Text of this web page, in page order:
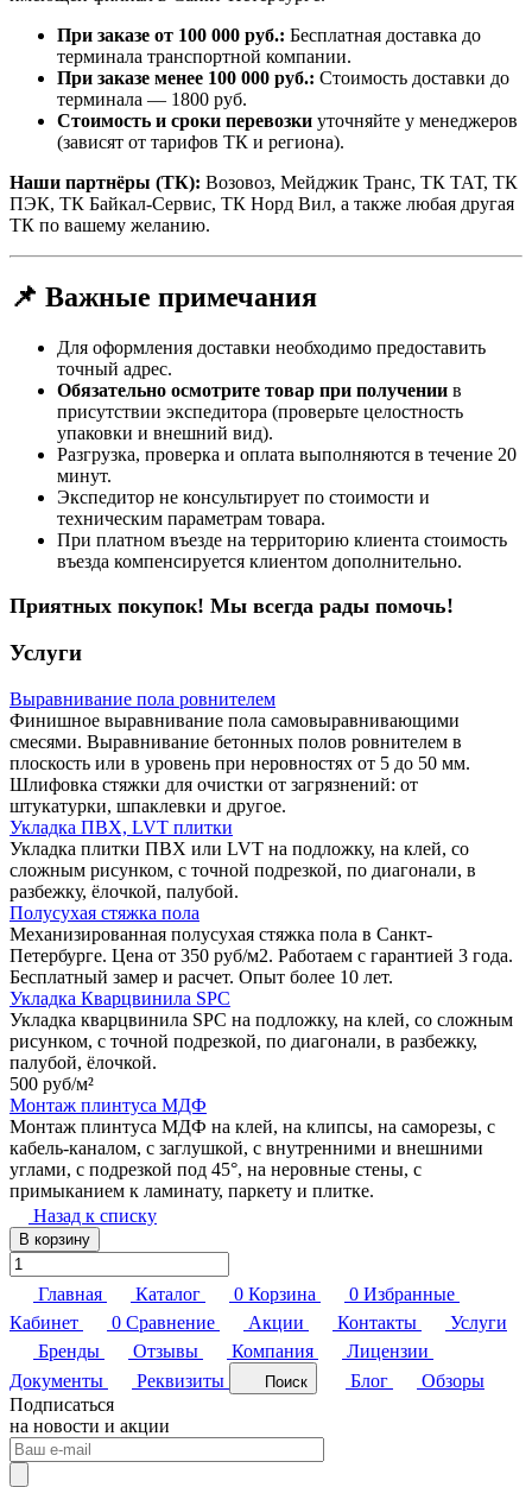
При заказе от 100 000 руб.: Бесплатная доставка до
терминала транспортной компании.
При заказе менее 100 000 руб.: Стоимость доставки до
терминала — 1800 руб.
Стоимость и сроки перевозки уточняйте у менеджеров
(зависят от тарифов ТК и региона).
Наши партнёры (ТК): Возовоз, Мейджик Транс, ТК ТАТ, ТК
ПЭК, ТК Байкал-Сервис, ТК Норд Вил, а также любая другая
ТК по вашему желанию.
📌 Важные примечания
Для оформления доставки необходимо предоставить
точный адрес.
Обязательно осмотрите товар при получении в
присутствии экспедитора (проверьте целостность
упаковки и внешний вид).
Разгрузка, проверка и оплата выполняются в течение 20
минут.
Экспедитор не консультирует по стоимости и
техническим параметрам товара.
При платном въезде на территорию клиента стоимость
въезда компенсируется клиентом дополнительно.
Приятных покупок! Мы всегда рады помочь!
Услуги
Выравнивание пола ровнителем
Финишное выравнивание пола самовыравнивающими
смесями. Выравнивание бетонных полов ровнителем в
плоскость или в уровень при неровностях от 5 до 50 мм.
Шлифовка стяжки для очистки от загрязнений: от
штукатурки, шпаклевки и другое.
Укладка ПВХ, LVT плитки
Укладка плитки ПВХ или LVT на подложку, на клей, со
сложным рисунком, с точной подрезкой, по диагонали, в
разбежку, ёлочкой, палубой.
Полусухая стяжка пола
Механизированная полусухая стяжка пола в Санкт-
Петербурге. Цена от 350 руб/м2. Работаем с гарантией 3 года.
Бесплатный замер и расчет. Опыт более 10 лет.
Укладка Кварцвинила SPC
Укладка кварцвинила SPC на подложку, на клей, со сложным
рисунком, с точной подрезкой, по диагонали, в разбежку,
палубой, ёлочкой.
500 руб/м²
Монтаж плинтуса МДФ
Монтаж плинтуса МДФ на клей, на клипсы, на саморезы, с
кабель-каналом, с заглушкой, с внутренними и внешними
углами, с подрезкой под 45°, на неровные стены, с
примыканием к ламинату, паркету и плитке.
Назад к списку
В корзину
Главная Каталог 0 Корзина 0 Избранные
Кабинет
0 Сравнение Акции Контакты
Услуги
Бренды
Отзывы Компания
Лицензии
Документы
Реквизиты Поиск Блог
Обзоры
Подписаться
на новости и акции